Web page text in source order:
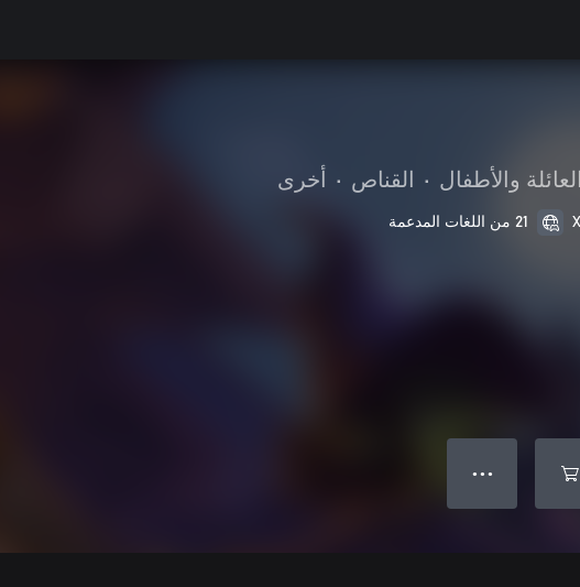
العائلة والأطفال • القناص • أخرى
21 من اللغات المدعمة
● ● ●